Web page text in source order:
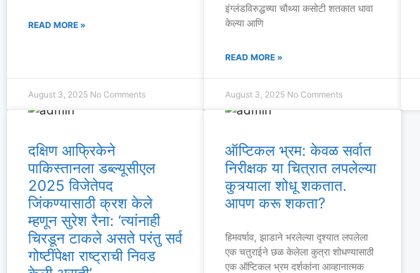
READ MORE »
August 3, 2025 No Comments
इंग्लंडविरुद्धच्या चौथ्या कसोटी शतकात धावा
केल्या आणि
READ MORE »
August 3, 2025 No Comments
दक्षिण आफ्रिकेने
पाकिस्तानला डब्ल्यूसीएल
2025 विजेतेपद
जिंकण्यासाठी क्रश केले
म्हणून सुरेश रैना: ‘त्यांनाही
चिरडून टाकले असते परंतु सर्व
गोष्टींपेक्षा राष्ट्राची निवड
ऑप्टिकल भ्रम: केवळ सर्वात
निरीक्षक या चित्रात लपलेल्या
कुत्र्याला शोधू शकतात.
आपण करू शकता?
हिमवर्षाव, झाडाने भरलेल्या दृश्यात लपलेला
एक चतुराईने छळ केलेला कुत्रा शोधण्यासाठी
एक ऑप्टिकल भ्रम दर्शकांना आव्हानात्मक